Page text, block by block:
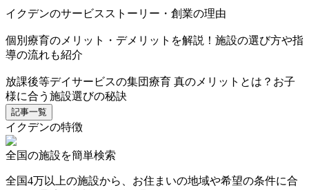
イクデンのサービスストーリー・創業の理由
個別療育のメリット・デメリットを解説！施設の選び方や指
導の流れも紹介
放課後等デイサービスの集団療育 真のメリットとは？お子
様に合う施設選びの秘訣
記事一覧
イクデンの特徴
全国の施設を簡単検索
全国4万以上の施設から、お住まいの地域や希望の条件に合